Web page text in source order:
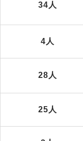
34人
4人
28人
25人